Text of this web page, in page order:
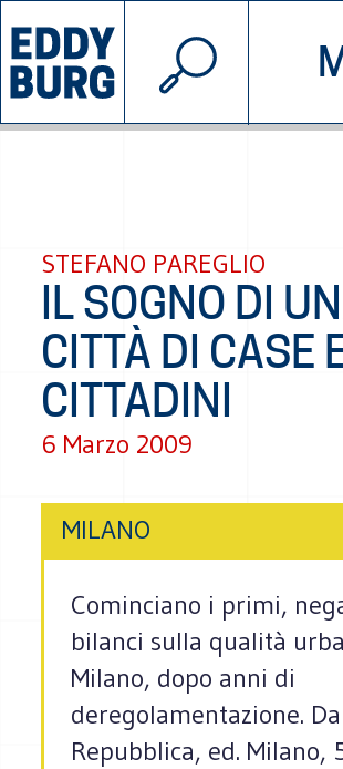
INIZIATIVE
© 2026 EDDYBURG
STEFANO PAREGLIO
IL SOGNO DI
CITTÀ DI CASE
CITTADINI
6 Marzo 2009
MILANO
Cominciano i primi,
bilanci sulla qualità
Milano, dopo anni di
deregolamentazione.
Repubblica, ed. Milano,